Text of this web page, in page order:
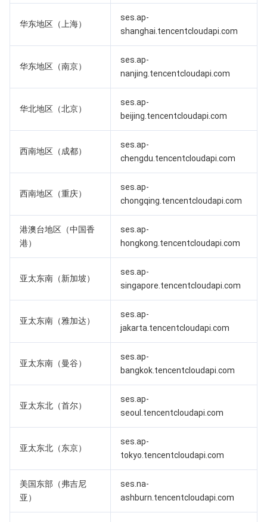
云数据库 Tendis
数据库智能管家 DBbrain
负载均衡
专线接入
NAT 网关
对等连接
网络流日志
Anycast 公网加速
共享带宽包
私有连接
弹性公网 IP
全球应用加速
数据安全治理中心
凭据管理系统
业务安全
文本内容安全
视频内容安全
账号风控平台
风险识别 RCE
游戏安全
渗透测试服务
云安全
主机安全
容器安全服务
云安全中心
漏洞扫描服务
防火墙管理
安全凭证服务
域名注册
SSL 证书
私有域解析 Private DNS
移动解析 HTTPDNS
DNSPod
企业应用
腾讯微卡
办公协同
腾讯电子签
腾讯会议
腾讯乐享
大数据
弹性 MapReduce
Elasticsearch Service
数据湖计算
腾讯云数据仓库 TCHouse-C
腾讯云数据仓库 TCHouse-D
腾讯云 BI
AI 基础产品
人脸识别
语音识别
机器翻译
文字识别
AI 应用产品
人脸核身
腾讯云大模型训推平台TI-ONE
智能音乐平台
腾讯大模型
腾讯云智能体开发平台
知识引擎原子能力
腾讯混元生3D
物联网通信
消息队列
消息队列 RabbitMQ 版
移动推送
即时通信 IM
视频服务
华东地区（上海）
ses.ap-
shanghai.tencentcloudapi.com
华东地区（南京）
ses.ap-
nanjing.tencentcloudapi.com
华北地区（北京）
ses.ap-
beijing.tencentcloudapi.com
西南地区（成都）
ses.ap-
chengdu.tencentcloudapi.com
西南地区（重庆）
ses.ap-
chongqing.tencentcloudapi.com
港澳台地区（中国香
港）
ses.ap-
hongkong.tencentcloudapi.com
亚太东南（新加坡）
ses.ap-
singapore.tencentcloudapi.com
亚太东南（雅加达）
ses.ap-
jakarta.tencentcloudapi.com
亚太东南（曼谷）
ses.ap-
bangkok.tencentcloudapi.com
亚太东北（首尔）
ses.ap-
seoul.tencentcloudapi.com
亚太东北（东京）
ses.ap-
tokyo.tencentcloudapi.com
美国东部（弗吉尼
亚）
ses.na-
ashburn.tencentcloudapi.com